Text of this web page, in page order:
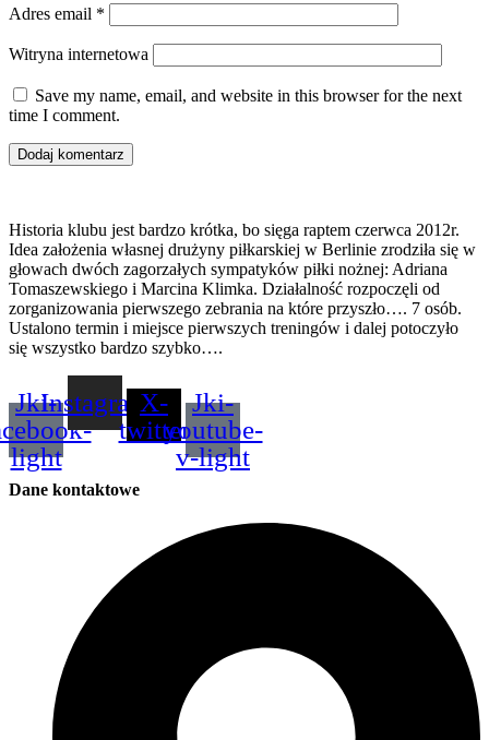
Adres email *
Witryna internetowa
Save my name, email, and website in this browser for the next
time I comment.
Historia klubu jest bardzo krótka, bo sięga raptem czerwca 2012r.
Idea założenia własnej drużyny piłkarskiej w Berlinie zrodziła się w
głowach dwóch zagorzałych sympatyków piłki nożnej: Adriana
Tomaszewskiego i Marcina Klimka. Działalność rozpoczęli od
zorganizowania pierwszego zebrania na które przyszło…. 7 osób.
Ustalono termin i miejsce pierwszych treningów i dalej potoczyło
się wszystko bardzo szybko….
Jki-
light
InstagramX-
twitter
Jki-
youtube-
v-light
Dane kontaktowe